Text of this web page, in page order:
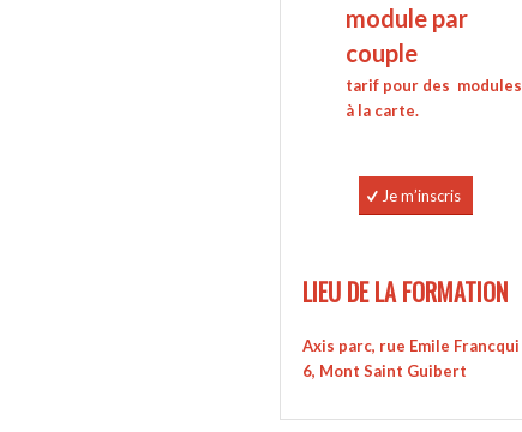
module par
couple
tarif pour des modules
à la carte.
Je m’inscris
LIEU DE LA FORMATION
Axis parc, rue Emile Francqui
6, Mont Saint Guibert